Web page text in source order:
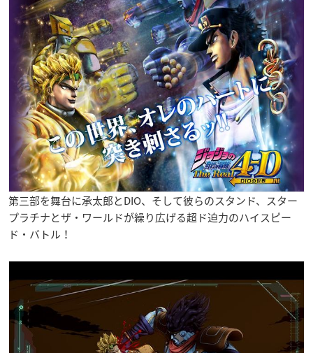
第三部を舞台に承太郎とDIO、そして彼らのスタンド、スター
プラチナとザ・ワールドが繰り広げる超ド迫力のハイスピー
ド・バトル！